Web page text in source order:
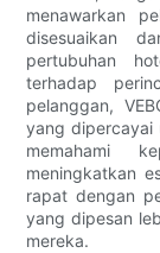
menawarkan
disesuaikan
pertubuhan
terhadap
pelanggan,
yang dipercayai
memahami
meningkatkan
rapat dengan
yang dipesan
mereka.